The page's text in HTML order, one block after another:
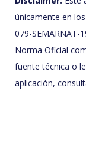
únicamente en
079-SEMARNAT-
Norma Oficial
fuente técnica o
aplicación,